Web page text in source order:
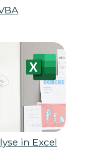
in Excel